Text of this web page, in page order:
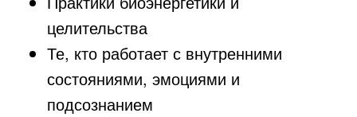
целительства
Те, кто работает с внутренними
состояниями, эмоциями и
подсознанием